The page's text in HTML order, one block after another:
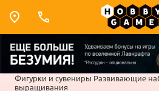
Фигурки и сувениры Развивающие
выращивания